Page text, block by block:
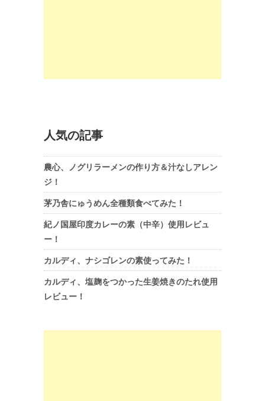
人気の記事
農心、ノグリラーメンの作り方＆汁なしアレン
ジ！
茅乃舎にゅうめん全種類食べてみた！
紀ノ国屋印度カレーの素（中辛）使用レビュ
ー！
カルディ、ナシゴレンの素使ってみた！
カルディ、塩麹をつかった生姜焼きのたれ使用
レビュー！